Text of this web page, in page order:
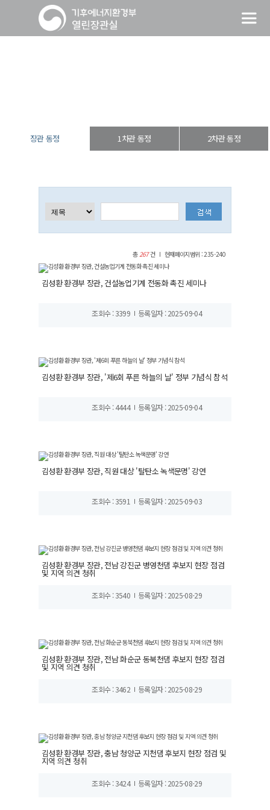
장관 동정 1차관 동정 2차관 동정
총267건 현재페이지범위 : 235-240
김성환 환경부 장관, 건설농업기계 전동화 촉진 세미나
조회수 : 3399 등록일자 : 2025-09-04
김성환 환경부 장관, '제6회 푸른 하늘의 날' 정부 기념식 참석
조회수 : 4444 등록일자 : 2025-09-04
김성환 환경부 장관, 직원 대상 '탈탄소 녹색문명' 강연
조회수 : 3591 등록일자 : 2025-09-03
김성환 환경부 장관, 전남 강진군 병영천댐 후보지 현장 점검
및 지역 의견 청취
조회수 : 3540 등록일자 : 2025-08-29
김성환 환경부 장관, 전남 화순군 동북천댐 후보지 현장 점검
및 지역 의견 청취
조회수 : 3462 등록일자 : 2025-08-29
김성환 환경부 장관, 충남 청양군 지천댐 후보지 현장 점검 및
지역 의견 청취
조회수 : 3424 등록일자 : 2025-08-29